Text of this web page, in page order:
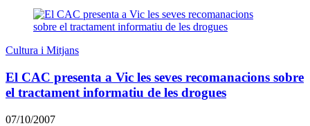
Cultura i Mitjans
El CAC presenta a Vic les seves recomanacions sobre
el tractament informatiu de les drogues
07/10/2007